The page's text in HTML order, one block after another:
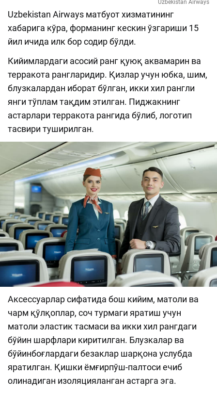
Uzbekistan Airways
Uzbekistan Airways матбуот хизматининг
хабарига кўра, форманинг кескин ўзгариши 15
йил ичида илк бор содир бўлди.
Кийимлардаги асосий ранг қуюқ аквамарин ва
терракота рангларидир. Қизлар учун юбка, шим,
блузкалардан иборат бўлган, икки хил рангли
янги тўплам тақдим этилган. Пиджакнинг
астарлари терракота рангида бўлиб, логотип
тасвири туширилган.
Аксессуарлар сифатида бош кийим, матоли ва
чарм қўлқоплар, соч турмаги яратиш учун
матоли эластик тасмаси ва икки хил рангдаги
бўйин шарфлари киритилган. Блузкалар ва
бўйинбоғлардаги безаклар шарқона услубда
яратилган. Қишки ёмғирпўш-палтоси ечиб
олинадиган изоляцияланган астарга эга.